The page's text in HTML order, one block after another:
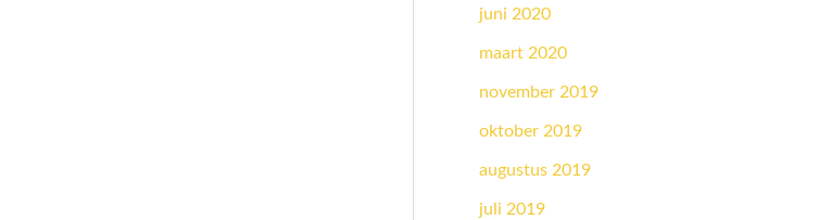
juni 2020
maart 2020
november 2019
oktober 2019
augustus 2019
juli 2019